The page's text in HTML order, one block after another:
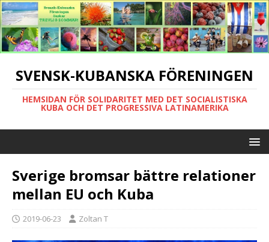
SVENSK-KUBANSKA FÖRENINGEN
HEMSIDAN FÖR SOLIDARITET MED DET SOCIALISTISKA
KUBA OCH DET PROGRESSIVA LATINAMERIKA
Sverige bromsar bättre relationer
mellan EU och Kuba
2019-06-23 Zoltan T